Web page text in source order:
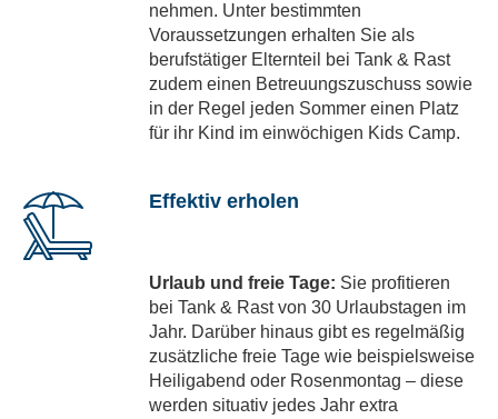
nehmen. Unter bestimmten
Voraussetzungen erhalten Sie als
berufstätiger Elternteil bei Tank & Rast
zudem einen Betreuungszuschuss sowie
in der Regel jeden Sommer einen Platz
für ihr Kind im einwöchigen Kids Camp.
Effektiv erholen
Urlaub und freie Tage: Sie profitieren
bei Tank & Rast von 30 Urlaubstagen im
Jahr. Darüber hinaus gibt es regelmäßig
zusätzliche freie Tage wie beispielsweise
Heiligabend oder Rosenmontag – diese
werden situativ jedes Jahr extra